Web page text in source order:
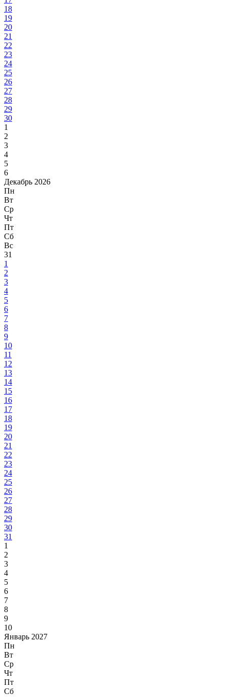
18
19
20
21
22
23
24
25
26
27
28
29
30
1
2
3
4
5
6
Декабрь 2026
Пн
Вт
Ср
Чт
Пт
Сб
Вс
31
1
2
3
4
5
6
7
8
9
10
11
12
13
14
15
16
17
18
19
20
21
22
23
24
25
26
27
28
29
30
31
1
2
3
4
5
6
7
8
9
10
Январь 2027
Пн
Вт
Ср
Чт
Пт
Сб